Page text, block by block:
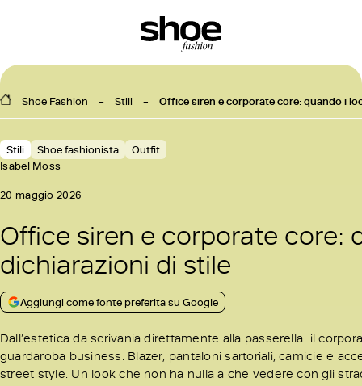
Shoe Fashion Stili Office siren e corporate core: quando i
Stili Shoe fashionista
Outfit
Isabel Moss
20 maggio 2026
Office siren e corporate core:
dichiarazioni di stile
Aggiungi come fonte preferita su Google
Dall’estetica da scrivania direttamente alla passerella: il
guardaroba business. Blazer, pantaloni sartoriali, camicie e
street style. Un look che non ha nulla a che vedere con gli